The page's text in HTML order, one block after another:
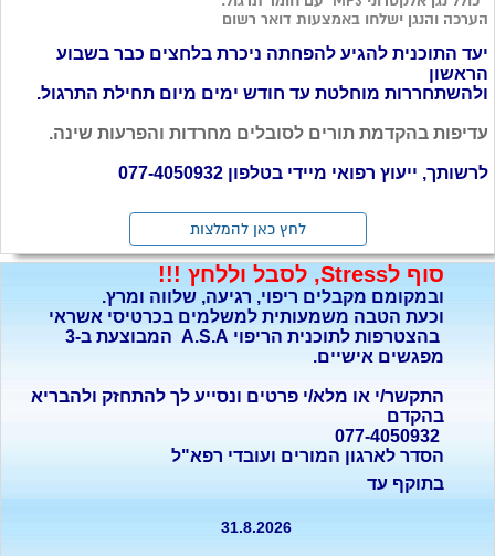
סוף לStress, לסבל וללחץ !!!
ובמקומם מקבלים ריפוי, רגיעה, שלווה ומרץ.
וכעת הטבה משמעותית למשלמים בכרטיסי אשראי
בהצטרפות לתוכנית הריפוי A.S.A המבוצעת ב-3
מפגשים אישיים.
התקשר/י או מלא/י פרטים ונסייע לך להתחזק ולהבריא
בהקדם
077-4050932
הסדר לארגון המורים ועובדי רפא"ל
בתוקף עד
31.8.2026
הערכה והנגן ישלחו באמצעות דואר רשום
יעד התוכנית להגיע להפחתה ניכרת בלחצים כבר בשבוע
הראשון
ולהשתחררות מוחלטת עד חודש ימים מיום תחילת התרגול.
עדיפות בהקדמת תורים לסובלים מחרדות והפרעות שינה.
לרשותך, ייעוץ רפואי מיידי בטלפון 077-4050932
לחץ כאן להמלצות